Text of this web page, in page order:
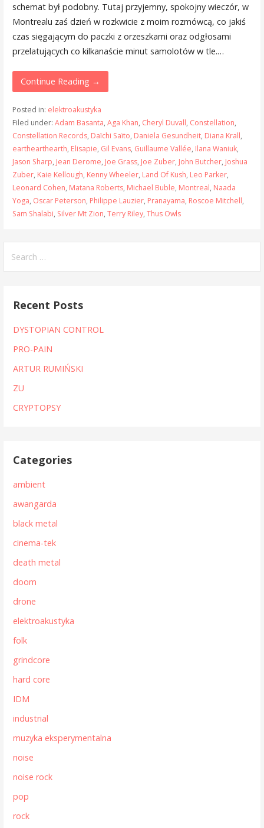
schemat był podobny. Tutaj przyjemny, spokojny wieczór, w
Montrealu zaś dzień w rozkwicie z moim rozmówcą, co jakiś
czas sięgającym do paczki z orzeszkami oraz odgłosami
przelatujących co kilkanaście minut samolotów w tle.…
Continue Reading →
Posted in: elektroakustyka
Filed under: Adam Basanta, Aga Khan, Cheryl Duvall, Constellation,
Constellation Records, Daïchi Saïto, Daniela Gesundheit, Diana Krall,
earthearthearth, Elisapie, Gil Evans, Guillaume Vallée, Ilana Waniuk,
Jason Sharp, Jean Derome, Joe Grass, Joe Zuber, John Butcher, Joshua
Zuber, Kaie Kellough, Kenny Wheeler, Land Of Kush, Leo Parker,
Leonard Cohen, Matana Roberts, Michael Buble, Montreal, Naada
Yoga, Oscar Peterson, Philippe Lauzier, Pranayama, Roscoe Mitchell,
Sam Shalabi, Silver Mt Zion, Terry Riley, Thus Owls
for:
Recent Posts
DYSTOPIAN CONTROL
PRO-PAIN
ARTUR RUMIŃSKI
ZU
CRYPTOPSY
Categories
ambient
awangarda
black metal
cinema-tek
death metal
doom
drone
elektroakustyka
folk
grindcore
hard core
IDM
industrial
muzyka eksperymentalna
noise
noise rock
pop
rock